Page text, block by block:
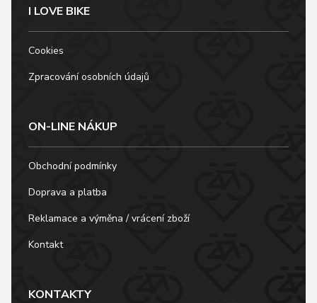
I LOVE BIKE
Cookies
Zpracování osobních údajů
ON-LINE NÁKUP
Obchodní podmínky
Doprava a platba
Reklamace a výměna / vrácení zboží
Kontakt
KONTAKTY